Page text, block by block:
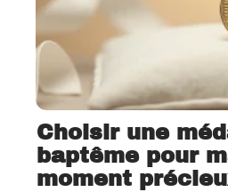
Choisir une
baptême pour
moment